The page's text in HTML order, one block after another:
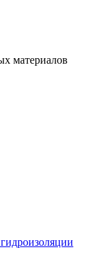
материалов